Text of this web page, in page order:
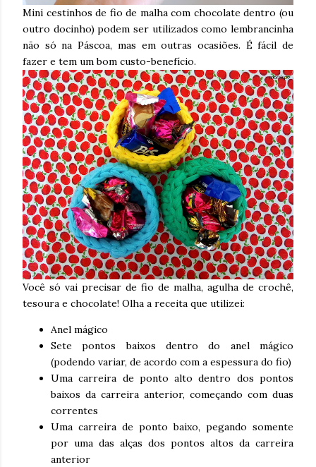
Mini cestinhos de fio de malha com chocolate dentro (ou
outro docinho) podem ser utilizados como lembrancinha
não só na Páscoa, mas em outras ocasiões. É fácil de
fazer e tem um bom custo-benefício.
Você só vai precisar de fio de malha, agulha de crochê,
tesoura e chocolate! Olha a receita que utilizei:
Anel mágico
Sete pontos baixos dentro do anel mágico
(podendo variar, de acordo com a espessura do fio)
Uma carreira de ponto alto dentro dos pontos
baixos da carreira anterior, começando com duas
correntes
Uma carreira de ponto baixo, pegando somente
por uma das alças dos pontos altos da carreira
anterior